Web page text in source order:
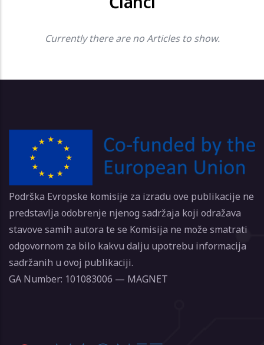
Currently there are no Articles to show.
Podrška Evropske komisije za izradu ove publikacije ne
predstavlja odobrenje njenog sadržaja koji odražava
stavove samih autora te se Komisija ne može smatrati
odgovornom za bilo kakvu dalju upotrebu informacija
sadržanih u ovoj publikaciji.
GA Number: 101083006 — MAGNET